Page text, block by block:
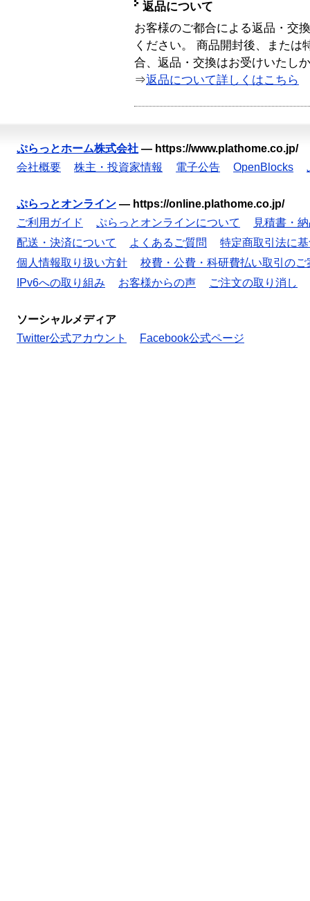
返品について
お客様のご都合による返品・交
ください。 商品開封後、または
合、返品・交換はお受けいたし
⇒返品について詳しくはこちら
ぷらっとホーム株式会社 — https://www.plathome.co.jp/
会社概要
株主・投資家情報 電子公告 OpenBlocks
ぷらっとオンライン — https://online.plathome.co.jp/
ご利用ガイド
ぷらっとオンラインについて
見積書・
配送・決済について
よくあるご質問
特定商取引法に
個人情報取り扱い方針
校費・公費・科研費払い取引のご
IPv6への取り組み
お客様からの声 ご注文の取り消し
ソーシャルメディア
Twitter公式アカウント
Facebook公式ページ